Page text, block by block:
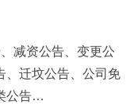
减资公告、变更公
、迁坟公告、公司免
公告…